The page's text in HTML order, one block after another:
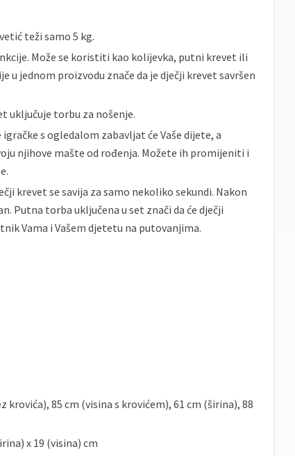
teži samo 5 kg.
Može se koristiti kao kolijevka, putni krevet ili
u jednom proizvodu znače da je dječji krevet savršen
uključuje torbu za nošenje.
s ogledalom zabavljat će Vaše dijete, a
njihove mašte od rođenja. Možete ih promijeniti i
krevet se savija za samo nekoliko sekundi. Nakon
Putna torba uključena u set znači da će dječji
Vama i Vašem djetetu na putovanjima.
krovića), 85 cm (visina s krovićem), 61 cm (širina), 88
x 19 (visina) cm